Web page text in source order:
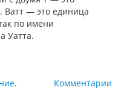
Ватт — это единица
по имени
Уатта.
Комментарии
.